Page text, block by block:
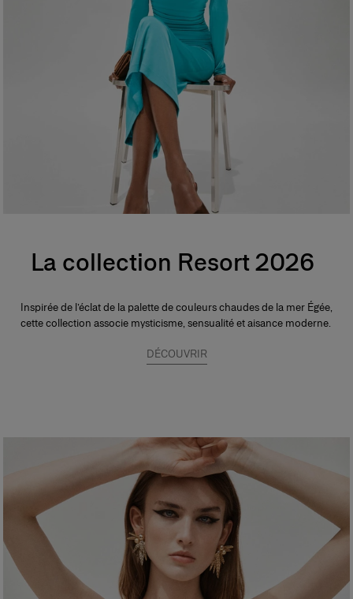
La collection Resort 2026
Inspirée de l’éclat de la palette de couleurs chaudes de la mer Égée,
cette collection associe mysticisme, sensualité et aisance moderne.
DÉCOUVRIR